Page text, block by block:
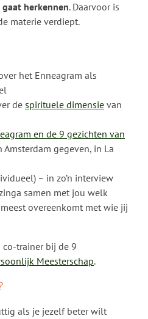
herkennen. Daarvoor is
materie verdiept.
het Enneagram als
de spirituele dimensie van
en de 9 gezichten van
Amsterdam gegeven, in La
– in zo’n interview
samen met jou welk
overeenkomt met wie jij
co-trainer bij de 9
Meesterschap.
als je jezelf beter wilt